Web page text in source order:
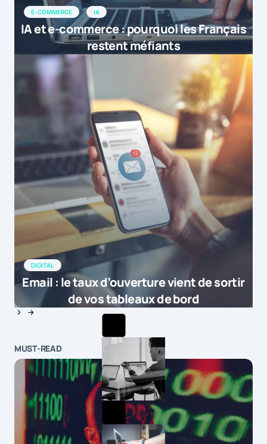
E-COMMERCE IA
IA et e-commerce : pourquoi les Français
restent méfiants
DIGITAL
Email : le taux d’ouverture vient de sortir
de vos tableaux de bord
MUST-READ